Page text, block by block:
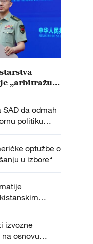
„arbitražu o
SAD da odmah
politiku
optužbe o
u izbore“
poslova
izvozne
osnovu